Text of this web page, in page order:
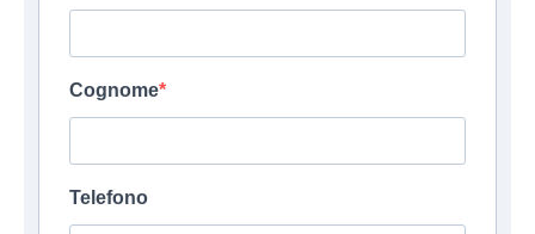
Cognome
Telefono